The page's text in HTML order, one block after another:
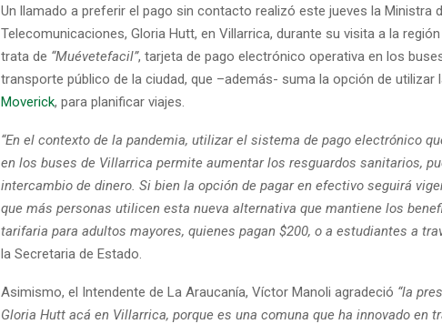
Un llamado a preferir el pago sin contacto realizó este jueves la Ministra
Telecomunicaciones, Gloria Hutt, en Villarrica, durante su visita a la
trata de “Muévetefacil”, tarjeta de pago electrónico operativa en los
transporte público de la ciudad, que –además- suma la opción de utilizar
Moverick, para planificar viajes.
“En el contexto de la pandemia, utilizar el sistema de pago electrónico
en los buses de Villarrica permite aumentar los resguardos sanitarios,
intercambio de dinero. Si bien la opción de pagar en efectivo seguirá
que más personas utilicen esta nueva alternativa que mantiene los
tarifaria para adultos mayores, quienes pagan $200, o a estudiantes a
la Secretaria de Estado.
Asimismo, el Intendente de La Araucanía, Víctor Manoli agradeció “la
Gloria Hutt acá en Villarrica, porque es una comuna que ha innovado en